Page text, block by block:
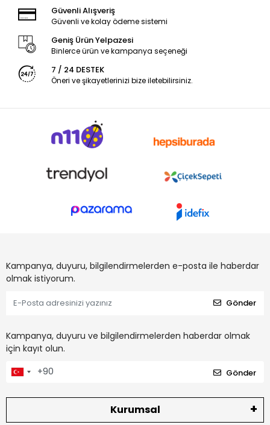
Güvenli Alışveriş
Güvenli ve kolay ödeme sistemi
Geniş Ürün Yelpazesi
Binlerce ürün ve kampanya seçeneği
7 / 24 DESTEK
Öneri ve şikayetlerinizi bize iletebilirsiniz.
Kampanya, duyuru, bilgilendirmelerden e-posta ile haberdar
olmak istiyorum.
Gönder
Kampanya, duyuru ve bilgilendirmelerden haberdar olmak
için kayıt olun.
Gönder
Kurumsal